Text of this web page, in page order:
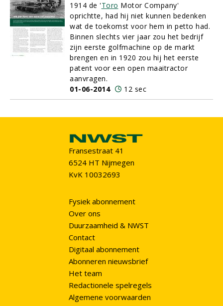
1914 de 'Toro Motor Company'
oprichtte, had hij niet kunnen bedenken
wat de toekomst voor hem in petto had.
Binnen slechts vier jaar zou het bedrijf
zijn eerste golfmachine op de markt
brengen en in 1920 zou hij het eerste
patent voor een open maaitractor
aanvragen.
01-06-2014
12 sec
Fransestraat 41
6524 HT Nijmegen
KvK 10032693
Fysiek abonnement
Over ons
Duurzaamheid & NWST
Contact
Digitaal abonnement
Abonneren nieuwsbrief
Het team
Redactionele spelregels
Algemene voorwaarden